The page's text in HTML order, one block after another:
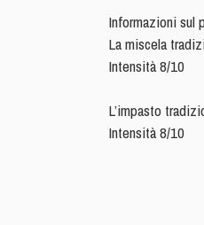
Informazioni sul
La miscela
Intensità 8/10
L’impasto
Intensità 8/10